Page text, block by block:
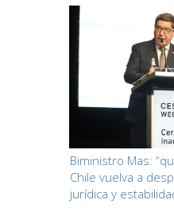
Biministro Mas:
Chile vuelva a
jurídica y